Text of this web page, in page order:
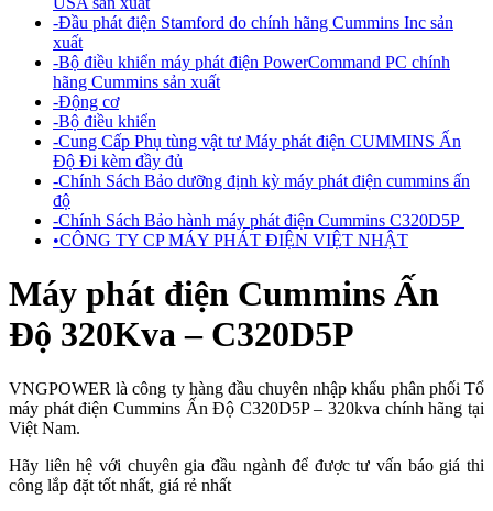
-Đầu phát điện Stamford do chính hãng Cummins Inc sản
xuất
-Bộ điều khiển máy phát điện PowerCommand PC chính
hãng Cummins sản xuất
-Động cơ
-Bộ điều khiển
-Cung Cấp Phụ tùng vật tư Máy phát điện CUMMINS Ấn
Độ Đi kèm đầy đủ
-Chính Sách Bảo dưỡng định kỳ máy phát điện cummins ấn
độ
-Chính Sách Bảo hành máy phát điện Cummins C320D5P
•CÔNG TY CP MÁY PHÁT ĐIỆN VIỆT NHẬT
Máy phát điện Cummins Ấn
Độ 320Kva – C320D5P
VNGPOWER là công ty hàng đầu chuyên nhập khẩu phân phối Tổ
máy phát điện Cummins Ấn Độ C320D5P – 320kva chính hãng tại
Việt Nam.
Hãy liên hệ với chuyên gia đầu ngành để được tư vấn báo giá thi
công lắp đặt tốt nhất, giá rẻ nhất